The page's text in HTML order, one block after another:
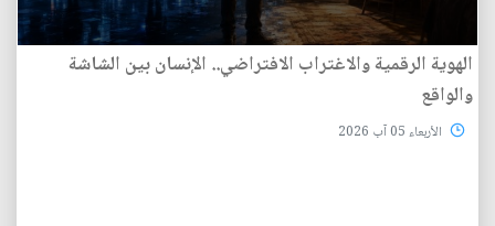
الهوية الرقمية والاغتراب الافتراضي.. الإنسان بين الشاشة
والواقع
الأربعاء 05 آب 2026